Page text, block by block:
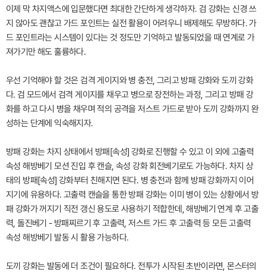
이제 막 차지액스에 입문했다면 최대한 간단하게 생각하자. 검 강화는 신경 쓰
지 않아도 괜찮고 가드 포인트는 실전 활용이 어려우니 배제해도 무방하다. 가
드 포인트라는 시스템이 있다는 것 정도만 기억하고 발동되었을 때 연계로 가
져가기만 해도 훌륭하다.
우선 기억해야 할 것은 검격 게이지와 병 충전, 그리고 방패 강화와 도끼 강화
다. 검 모드에서 검격 게이지를 채우고 병으로 장전하는 과정, 그리고 방패 강
화를 하고 다시 병을 채우며 적의 공격을 저스트 가드로 받아 도끼 강화까지 완
성하는 단계에 익숙해지자.
방패 강화는 차지 상태에서 방패[속성] 강화로 진행할 수 있고 이 외에 고출력
속성 해방베기 모션 진입 후 캔슬, 속성 강화 회전베기로도 가능하다. 차지 상
태의 방패[속성] 강화부터 친해지면 된다. 병 충전과 함께 방패 강화까지 이어
지기에 유용하다. 고출력 캔슬을 통한 방패 강화는 이미 병이 있는 상황에서 방
패 강화가 꺼지기 직전 갱신 용도로 사용하기 적합한데, 해방베기 연계 후 고출
력, 돌진베기 - 방패찌르기 후 고출력, 저스트 가드 후 고출력 등 모든 고출력
속성 해방베기 발동 시 활용 가능하다.
도끼 강화는 발동에 더 조건이 필요하다. 전투가 시작된 초반이라면, 몬스터의